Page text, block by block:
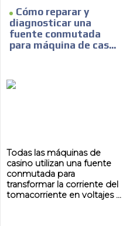
Cómo reparar y
diagnosticar una
fuente conmutada
para máquina de cas...
Todas las máquinas de
casino utilizan una fuente
conmutada para
transformar la corriente del
tomacorriente en voltajes ...